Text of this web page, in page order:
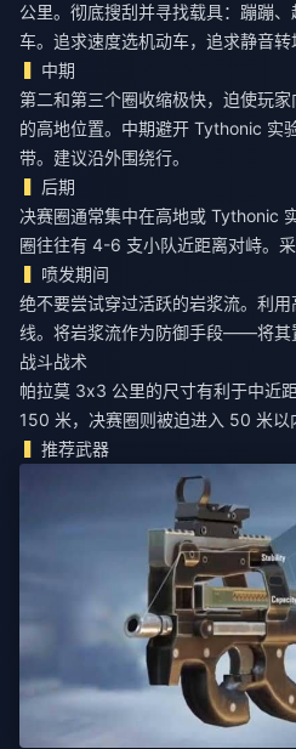
公里。彻底搜刮并寻找载具：蹦蹦
车。追求速度选机动车，追求静音转
中期
第二和第三个圈收缩极快，迫使玩
的高地位置。中期避开 Tythonic
带。建议沿外围绕行。
后期
决赛圈通常集中在高地或 Tythonic
圈往往有 4-6 支小队近距离对峙。
喷发期间
绝不要尝试穿过活跃的岩浆流。利
线。将岩浆流作为防御手段——将其
战斗战术
帕拉莫 3x3 公里的尺寸有利于中近
150 米，决赛圈则被迫进入 50 米以
推荐武器